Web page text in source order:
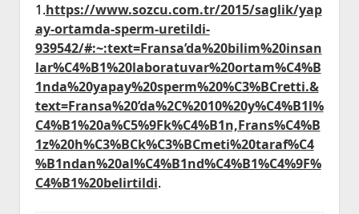
1.https://www.sozcu.com.tr/2015/saglik/yap
ay-ortamda-sperm-uretildi-
939542/#:~:text=Fransa’da%20bilim%20insan
lar%C4%B1%20laboratuvar%20ortam%C4%B
1nda%20yapay%20sperm%20%C3%BCretti.&
text=Fransa%20’da%2C%2010%20y%C4%B1l%
C4%B1%20a%C5%9Fk%C4%B1n,Frans%C4%B
1z%20h%C3%BCk%C3%BCmeti%20taraf%C4
%B1ndan%20al%C4%B1nd%C4%B1%C4%9F%
C4%B1%20belirtildi.